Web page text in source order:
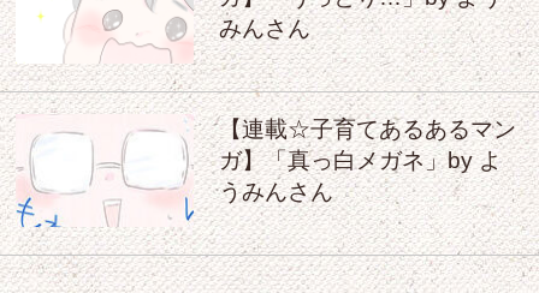
みんさん
【連載☆子育てあるあるマン
ガ】「真っ白メガネ」by よ
うみんさん